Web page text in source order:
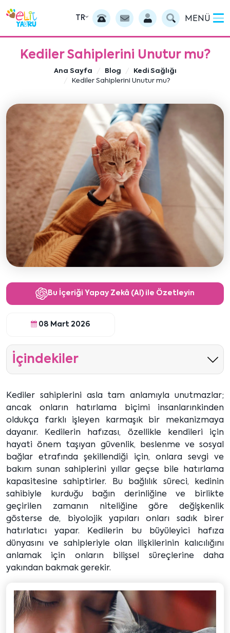
TR MENÜ
Kediler Sahiplerini Unutur mu?
Ana Sayfa Blog
Kedi Sağlığı
Kediler Sahiplerini Unutur mu?
Bu İçeriği Yapay Zekâ (AI) ile Özetleyin
08 Mart 2026
İçindekiler
Kediler sahiplerini asla tam anlamıyla unutmazlar;
ancak onların hatırlama biçimi insanlarınkinden
oldukça farklı işleyen karmaşık bir mekanizmaya
dayanır. Kedilerin hafızası, özellikle kendileri için
hayati önem taşıyan güvenlik, beslenme ve sosyal
bağlar etrafında şekillendiği için, onlara sevgi ve
bakım sunan sahiplerini yıllar geçse bile hatırlama
kapasitesine sahiptirler. Bu bağlılık süreci, kedinin
sahibiyle kurduğu bağın derinliğine ve birlikte
geçirilen zamanın niteliğine göre değişkenlik
gösterse de, biyolojik yapıları onları sadık birer
hatırlatıcı yapar. Kedilerin bu büyüleyici hafıza
dünyasını ve sahipleriyle olan ilişkilerinin kalıcılığını
anlamak için onların bilişsel süreçlerine daha
yakından bakmak gerekir.